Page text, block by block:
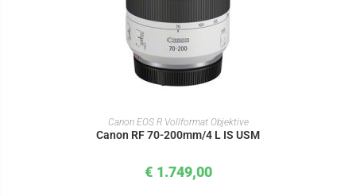
IN DEN WARENKORB
Canon EOS R Vollformat Objektive
Canon RF 70-200mm/4 L IS USM
€ 1.749,00